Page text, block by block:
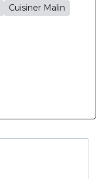
Cuisiner Malin